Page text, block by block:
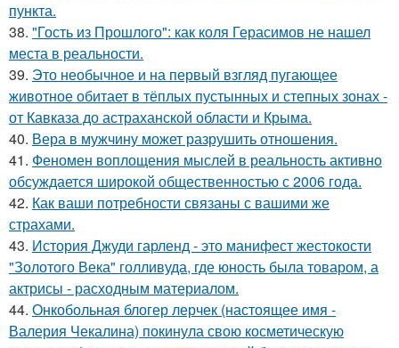
пункта.
38. "Гость из Прошлого": как коля Герасимов не нашел
места в реальности.
39. Это необычное и на первый взгляд пугающее
животное обитает в тёплых пустынных и степных зонах -
от Кавказа до астраханской области и Крыма.
40. Вера в мужчину может разрушить отношения.
41. Феномен воплощения мыслей в реальность активно
обсуждается широкой общественностью с 2006 года.
42. Как ваши потребности связаны с вашими же
страхами.
43. История Джуди гарленд - это манифест жестокости
"Золотого Века" голливуда, где юность была товаром, а
актрисы - расходным материалом.
44. Онкобольная блогер лерчек (настоящее имя -
Валерия Чекалина) покинула свою косметическую